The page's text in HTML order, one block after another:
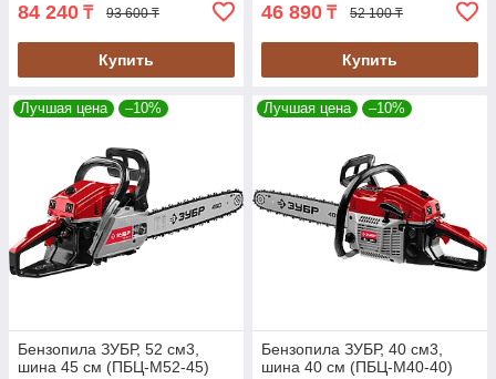
84 240 ₸ 93 600 ₸
Купить
46 890 ₸ 52 100 ₸
Купить
Лучшая цена –10%
Бензопила ЗУБР, 52 см3,
шина 45 см (ПБЦ-М52-45)
Лучшая цена –10%
Бензопила ЗУБР, 40 см3,
шина 40 см (ПБЦ-М40-40)